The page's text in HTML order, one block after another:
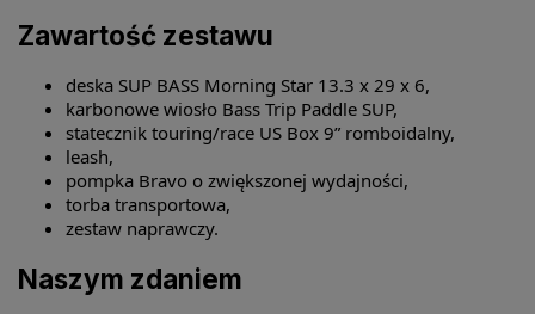
Zawartość zestawu
deska SUP BASS Morning Star 13.3 x 29 x 6,
karbonowe wiosło Bass Trip Paddle SUP,
statecznik touring/race US Box 9” romboidalny,
leash,
pompka Bravo o zwiększonej wydajności,
torba transportowa,
zestaw naprawczy.
Naszym zdaniem